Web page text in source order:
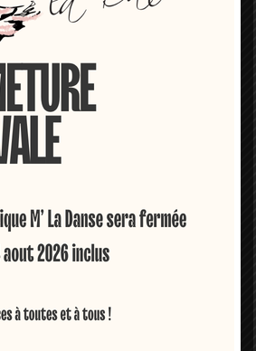
l'intérieur de vos pointes A901 de
de tissu élastique, couvre très
en machine, couleur chair.